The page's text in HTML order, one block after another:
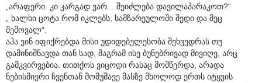
„არაფერი. კი კარგად ვარ... შეიძლება დავილაპარაკოთ?“
„ ხალხი ცოტა რომ იკლებს, სამზარეულოში შედი და მეც
შემოვალ“.
აჰა ვინ იფიქრებდა მისი უდიდებულესობა შეხვედრას თუ
დამინიშნავდა თან სად, მაგრამ ისე ბუნებრივად მივიღე, არც
გამკვირვებია. თითქოს ვიცოდი რასაც მომწერდა, არადა
ნებისმიერი ჩვენთან მომუშავე მასზე მხოლოდ ერთს იტყვის